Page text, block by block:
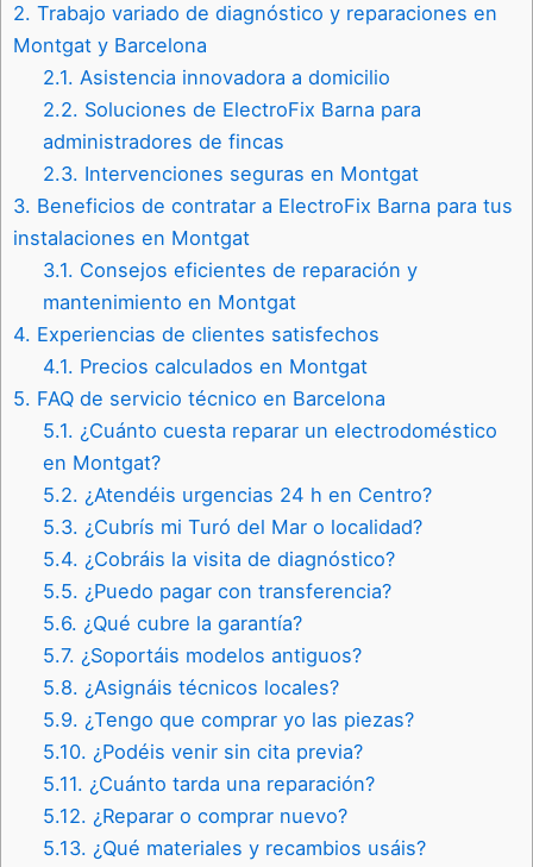
2. Trabajo variado de diagnóstico y reparaciones en
Montgat y Barcelona
2.1. Asistencia innovadora a domicilio
2.2. Soluciones de ElectroFix Barna para
administradores de fincas
2.3. Intervenciones seguras en Montgat
3. Beneficios de contratar a ElectroFix Barna para tus
instalaciones en Montgat
3.1. Consejos eficientes de reparación y
mantenimiento en Montgat
4. Experiencias de clientes satisfechos
4.1. Precios calculados en Montgat
5. FAQ de servicio técnico en Barcelona
5.1. ¿Cuánto cuesta reparar un electrodoméstico
en Montgat?
5.2. ¿Atendéis urgencias 24 h en Centro?
5.3. ¿Cubrís mi Turó del Mar o localidad?
5.4. ¿Cobráis la visita de diagnóstico?
5.5. ¿Puedo pagar con transferencia?
5.6. ¿Qué cubre la garantía?
5.7. ¿Soportáis modelos antiguos?
5.8. ¿Asignáis técnicos locales?
5.9. ¿Tengo que comprar yo las piezas?
5.10. ¿Podéis venir sin cita previa?
5.11. ¿Cuánto tarda una reparación?
5.12. ¿Reparar o comprar nuevo?
5.13. ¿Qué materiales y recambios usáis?